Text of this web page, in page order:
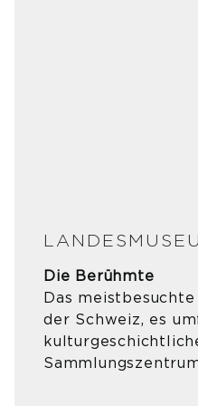
Die Berühmte
Das
der Schweiz, es